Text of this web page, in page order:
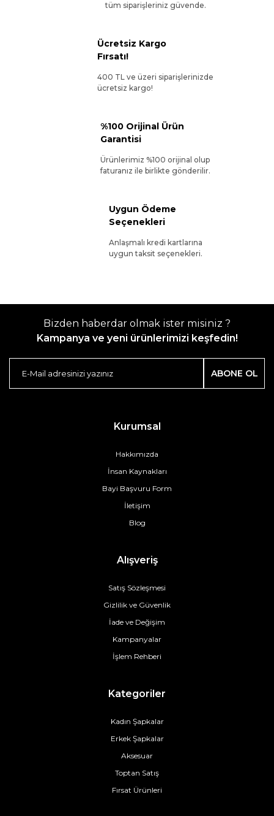
tüm siparişleriniz güvende.
Ücretsiz Kargo
Fırsatı!
400 TL ve üzeri siparişlerinizde
ücretsiz kargo!
%100 Orijinal Ürün
Garantisi
Ürünlerimiz %100 orijinal olup
faturanız ile birlikte gönderilir.
Uygun Ödeme
Seçenekleri
Anlaşmalı kredi kartlarına
uygun taksit seçenekleri.
Bizden haberdar olmak ister misiniz ?
Kampanya ve yeni ürünlerimizi keşfedin!
ABONE OL
Kurumsal
Hakkımızda
İnsan Kaynakları
Bayi Başvuru Form
İletişim
Blog
Alışveriş
Satış Sözleşmesi
Gizlilik ve Güvenlik
İade ve Değişim
Kampanyalar
İşlem Rehberi
Kategoriler
Kadın Şapkalar
Erkek Şapkalar
Aksesuar
Toptan Satış
Fırsat Ürünleri